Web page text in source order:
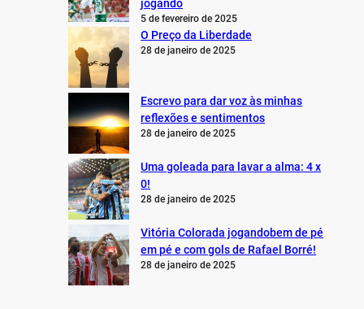
jogando
5 de fevereiro de 2025
O Preço da Liberdade
28 de janeiro de 2025
Escrevo para dar voz às minhas
reflexões e sentimentos
28 de janeiro de 2025
Uma goleada para lavar a alma: 4 x
0!
28 de janeiro de 2025
Vitória Colorada jogandobem de pé
em pé e com gols de Rafael Borré!
28 de janeiro de 2025